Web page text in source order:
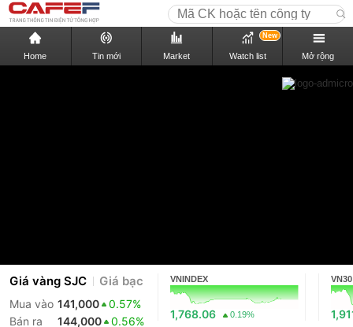
Home Tin mới Market Watch list
New
Mở rộng
Giá vàng SJC Giá bạc
Mua vào 141,000
0.57%
Bán ra
144,000 0.56%
VNINDEX
1,768.06 0.19%
VN30